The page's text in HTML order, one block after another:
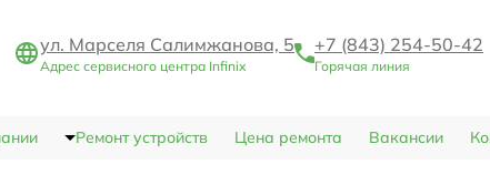
ул. Марселя Салимжанова, 5
Адрес сервисного центра Infinix
+7 (843) 254-50-42
Горячая линия
Ремонт устройств Цена ремонта Вакансии